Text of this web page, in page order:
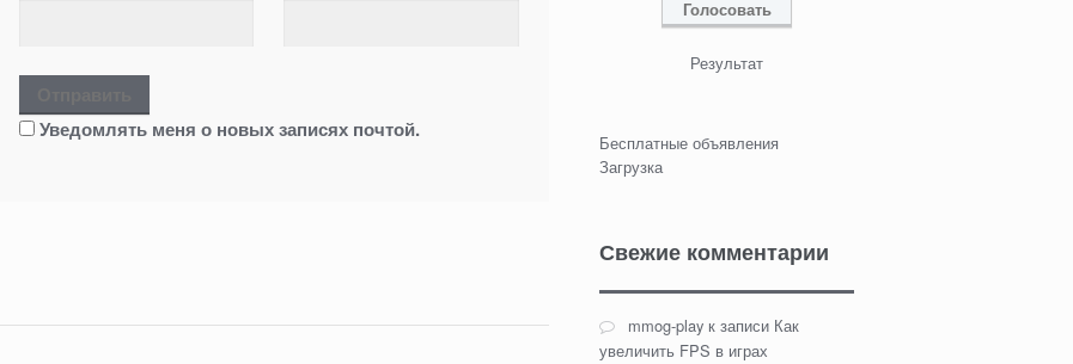
Уведомлять меня о новых записях почтой.
Результат
Бесплатные объявления
Загрузка
Свежие комментарии
mmog-play к записи Как
увеличить FPS в играх